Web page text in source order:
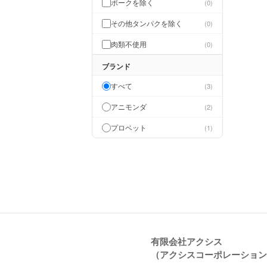
ポークを除く 0
その他タンパクを除く 0
肉類不使用 0
ブランド
すべて 3
アニモンダ 2
プロベット 1
有限会社アクシス
（アクシスコーポレーショ